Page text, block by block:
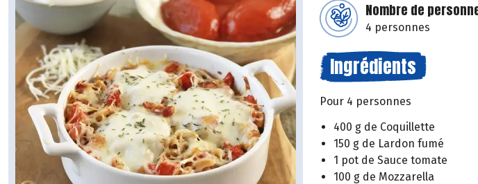
Nombre de
4 personnes
Ingrédients
Pour 4 personnes
400 g de Coquillette
150 g de Lardon fumé
1 pot de Sauce tomate
100 g de Mozzarella